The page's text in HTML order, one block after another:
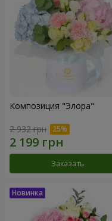
Композиция "Элора"
2 932 грн
Заказать